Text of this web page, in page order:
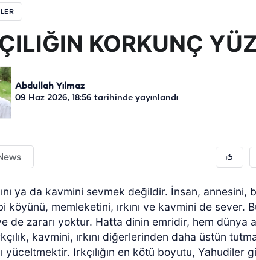
KORKUNÇ
Abdullah Yılmaz
09 Haz 2026, 18:56 tarihinde yayınlandı
ya da kavmini sevmek değildir. İnsan, annesini,
köyünü, memleketini, ırkını ve kavmini de sever.
de zararı yoktur. Hatta dinin emridir, hem dünya
kavmini, ırkını diğerlerinden daha üstün
yüceltmektir. Irkçılığın en kötü boyutu, Yahudiler